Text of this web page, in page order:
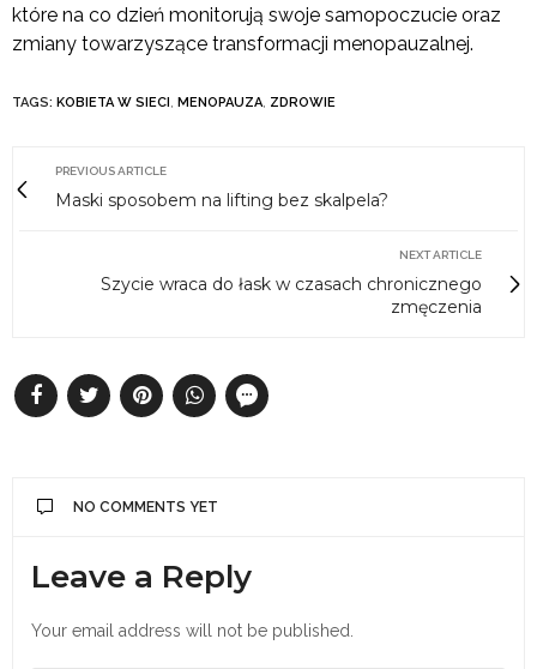
które na co dzień monitorują swoje samopoczucie oraz
zmiany towarzyszące transformacji menopauzalnej.
TAGS: KOBIETA W SIECI , MENOPAUZA, ZDROWIE
PREVIOUS ARTICLE
Maski sposobem na lifting bez skalpela?
NEXT ARTICLE
Szycie wraca do łask w czasach chronicznego
zmęczenia
NO COMMENTS YET
Leave a Reply
Your email address will not be published.